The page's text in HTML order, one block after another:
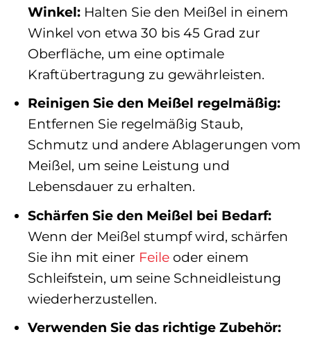
Winkel:Halten Sie den Meißel in einem
Winkel von etwa 30 bis 45 Grad zur
Oberfläche, um eine optimale
Kraftübertragung zu gewährleisten.
Reinigen Sie den Meißel regelmäßig:
Entfernen Sie regelmäßig Staub,
Schmutz und andere Ablagerungen vom
Meißel, um seine Leistung und
Lebensdauer zu erhalten.
Schärfen Sie den Meißel bei Bedarf:
Wenn der Meißel stumpf wird, schärfen
Sie ihn mit einer Feileoder einem
Schleifstein, um seine Schneidleistung
wiederherzustellen.
Verwenden Sie das richtige Zubehör: